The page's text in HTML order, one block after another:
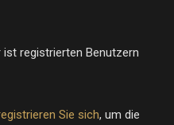
registrierten Benutzern
Sie sich, um die